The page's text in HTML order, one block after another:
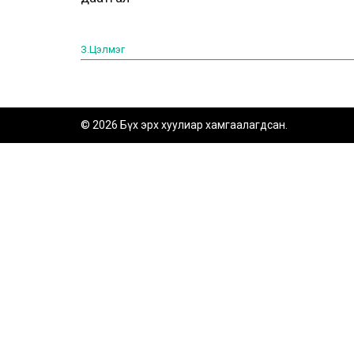
З.Цэлмэг
© 2026 Бүх эрх хуулиар хамгаалагдсан.